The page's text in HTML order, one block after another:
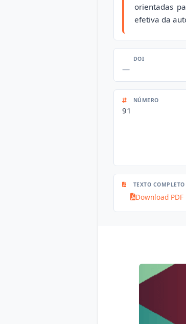
orientadas
efetiva da
DOI
—
NÚMERO
91
TEXTO COMPLETO
Download PDF